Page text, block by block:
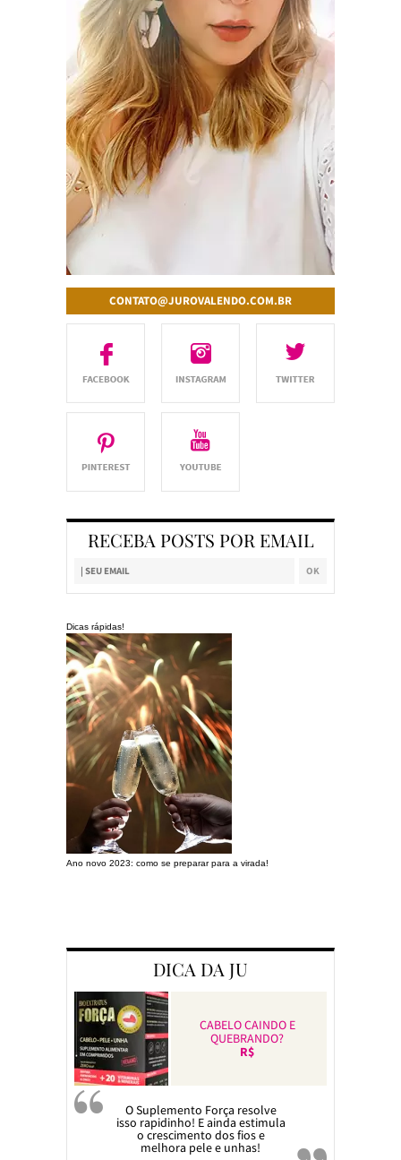
CONTATO@JUROVALENDO.COM.BR
RECEBA POSTS POR EMAIL
Dicas rápidas!
Ano novo 2023: como se preparar para a virada!
DICA DA JU
CABELO CAINDO E
QUEBRANDO?
R$
O Suplemento Força resolve
isso rapidinho! E ainda estimula
o crescimento dos fios e
melhora pele e unhas!